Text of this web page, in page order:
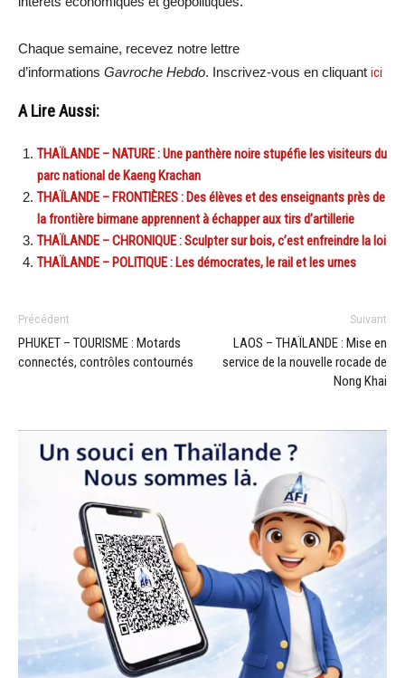
Chaque semaine, recevez notre lettre
d’informations Gavroche Hebdo. Inscrivez-vous en cliquant ici
A Lire Aussi:
THAÏLANDE – NATURE : Une panthère noire stupéfie les visiteurs du
parc national de Kaeng Krachan
THAÏLANDE – FRONTIÈRES : Des élèves et des enseignants près de
la frontière birmane apprennent à échapper aux tirs d’artillerie
THAÏLANDE – CHRONIQUE : Sculpter sur bois, c’est enfreindre la loi
THAÏLANDE – POLITIQUE : Les démocrates, le rail et les urnes
Précédent
PHUKET – TOURISME : Motards
connectés, contrôles contournés
Suivant
LAOS – THAÏLANDE : Mise en
service de la nouvelle rocade de
Nong Khai